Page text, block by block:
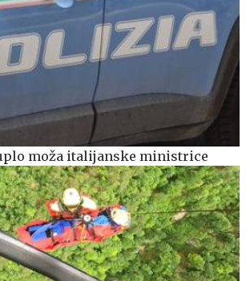
moža italijanske ministrice